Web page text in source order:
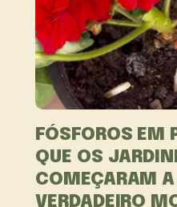
FÓSFOROS EM
QUE OS
COMEÇARAM
VERDADEIRO